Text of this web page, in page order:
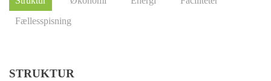
Fællesspisning
STRUKTUR